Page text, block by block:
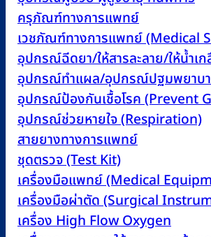
ครุภัณฑ์ทางการแพทย์
เวชภัณฑ์ทางการแพทย์ (Medical
อุปกรณ์ฉีดยา/ให้สารละลาย/ให้น้ำเ
อุปกรณ์ทำแผล/อุปกรณ์ปฐมพยาบ
อุปกรณ์ป้องกันเชื้อโรค (Prevent
อุปกรณ์ช่วยหายใจ (Respiration)
สายยางทางการแพทย์
ชุดตรวจ (Test Kit)
เครื่องมือแพทย์ (Medical
เครื่องมือผ่าตัด (Surgical
เครื่อง High Flow Oxygen